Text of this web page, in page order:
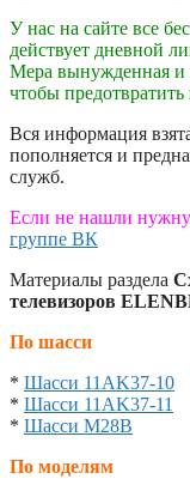
У нас на сайте все
действует дневной
Мера вынужденная и
чтобы предотвратить
Вся информация
пополняется и
служб.
Если не нашли
группе ВК
Материалы раздела
телевизоров
По шасси
* Шасси 11AK37-10
* Шасси 11AK37-11
* Шасси M28B
По моделям